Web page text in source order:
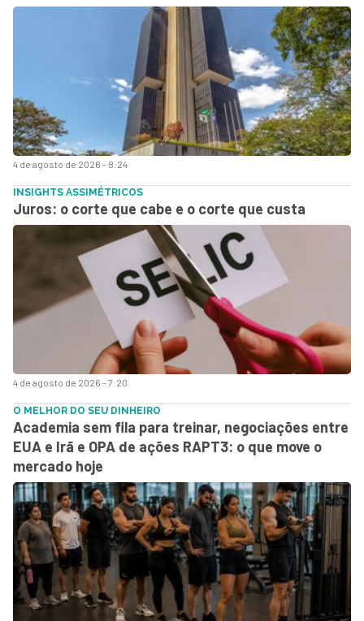
4 de agosto de 2026 - 8:24
4 de agosto de 2026 - 7:20
INSIGHTS ASSIMÉTRICOS
Juros: o corte que cabe e o corte que custa
O MELHOR DO SEU DINHEIRO
Academia sem fila para treinar, negociações entre
EUA e Irã e OPA de ações RAPT3: o que move o
mercado hoje